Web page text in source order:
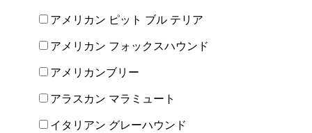
アメリカン ピット ブル テリア
アメリカン フォックスハウンド
アメリカンブリー
アラスカン マラミュート
イタリアン グレーハウンド